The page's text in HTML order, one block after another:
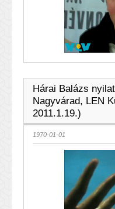
Hárai Balázs
Nagyvárad, LEN
2011.1.19.)
1970-01-01